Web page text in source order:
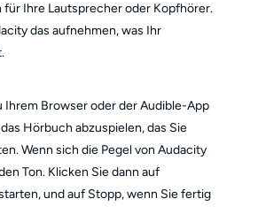
Ihre Lautsprecher oder Kopfhörer.
das aufnehmen, was Ihr
Ihrem Browser oder der Audible-App
Hörbuch abzuspielen, das Sie
Wenn sich die Pegel von Audacity
Ton. Klicken Sie dann auf
und auf Stopp, wenn Sie fertig